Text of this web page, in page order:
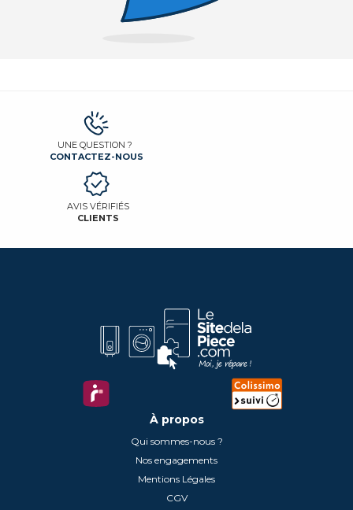
UNE QUESTION ?
CONTACTEZ-NOUS
AVIS VÉRIFIÉS
CLIENTS
À propos
Qui sommes-nous ?
Nos engagements
Mentions Légales
CGV